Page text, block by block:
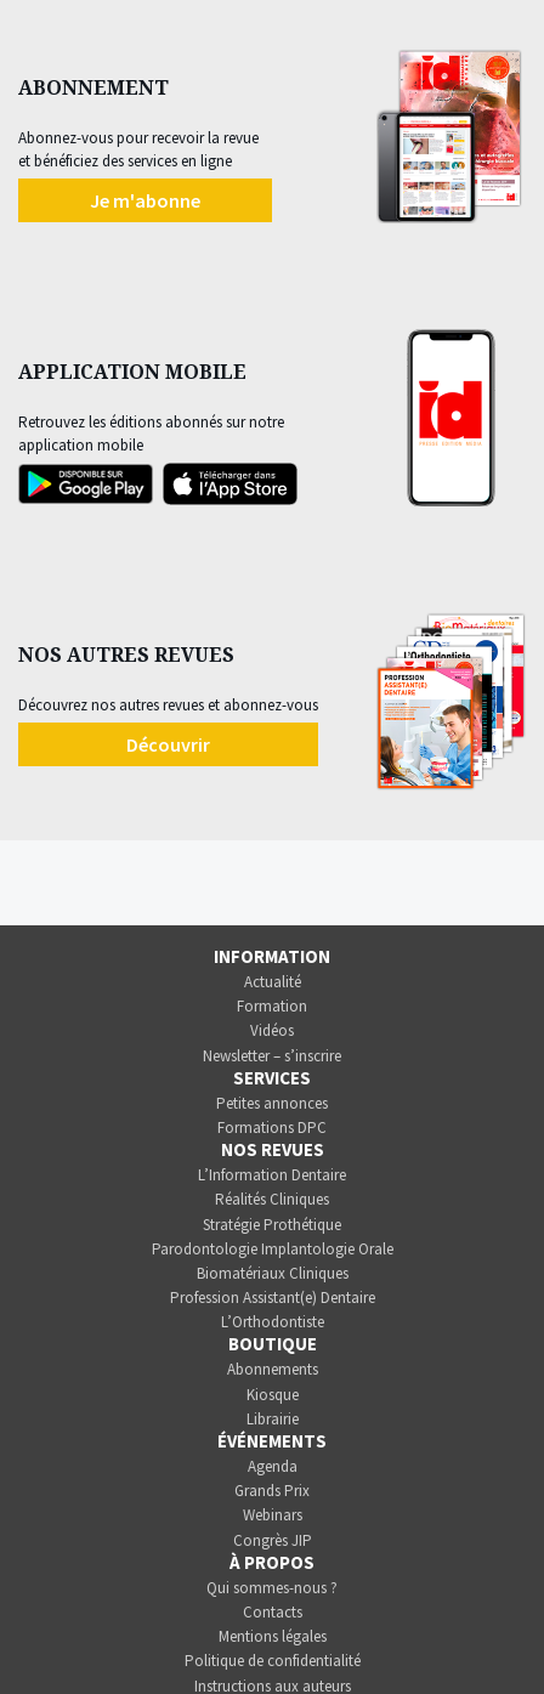
ABONNEMENT
Abonnez-vous pour recevoir la revue
et bénéficiez des services en ligne
Je m'abonne
APPLICATION MOBILE
Retrouvez les éditions abonnés sur notre
application mobile
NOS AUTRES REVUES
Découvrez nos autres revues et abonnez-vous
Découvrir
INFORMATION
Actualité
Formation
Vidéos
Newsletter – s’inscrire
SERVICES
Petites annonces
Formations DPC
NOS REVUES
L’Information Dentaire
Réalités Cliniques
Stratégie Prothétique
Parodontologie Implantologie Orale
Biomatériaux Cliniques
Profession Assistant(e) Dentaire
L’Orthodontiste
BOUTIQUE
Abonnements
Kiosque
Librairie
ÉVÉNEMENTS
Agenda
Grands Prix
Webinars
Congrès JIP
À PROPOS
Qui sommes-nous ?
Contacts
Mentions légales
Politique de confidentialité
Instructions aux auteurs